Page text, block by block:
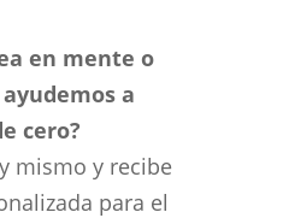
en mente o
a
cero?
mismo y recibe
para el